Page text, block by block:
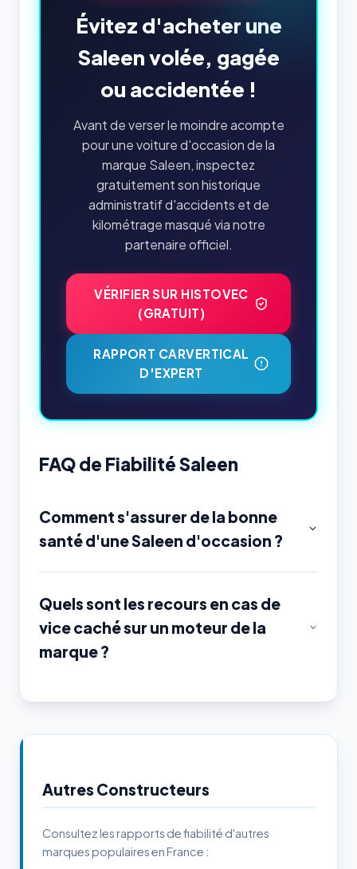
Évitez d'acheter une
Saleen volée, gagée
ou accidentée !
Avant de verser le moindre acompte
pour une voiture d'occasion de la
marque Saleen, inspectez
gratuitement son historique
administratif d'accidents et de
kilométrage masqué via notre
partenaire officiel.
VÉRIFIER SUR HISTOVEC
(GRATUIT)
RAPPORT CARVERTICAL
D'EXPERT
FAQ de Fiabilité Saleen
Comment s'assurer de la bonne
santé d'une Saleen d'occasion ?
Quels sont les recours en cas de
vice caché sur un moteur de la
marque ?
Autres Constructeurs
Consultez les rapports de fiabilité d'autres
marques populaires en France :